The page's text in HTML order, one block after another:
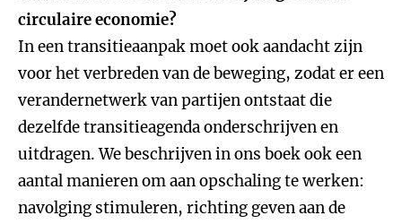
circulaire economie?
In een transitieaanpak moet ook aandacht zijn
voor het verbreden van de beweging, zodat er een
verandernetwerk van partijen ontstaat die
dezelfde transitieagenda onderschrijven en
uitdragen. We beschrijven in ons boek ook een
aantal manieren om aan opschaling te werken:
navolging stimuleren, richting geven aan de